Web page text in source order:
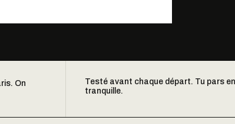
On
Testé avant chaque départ. Tu pars
tranquille.